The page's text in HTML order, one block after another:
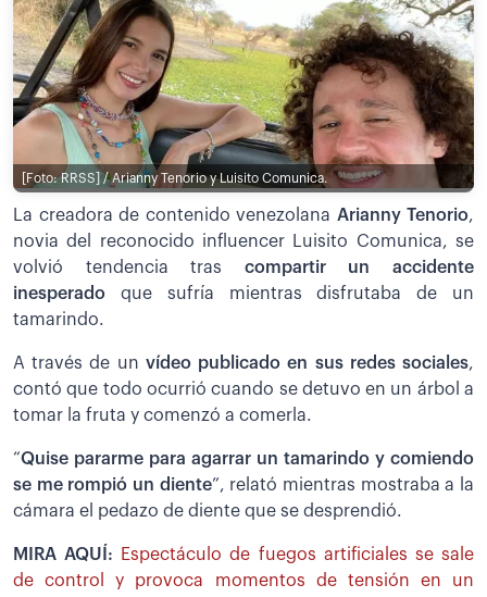
[Foto: RRSS] / Arianny Tenorio y Luisito Comunica.
La creadora de contenido venezolana Arianny Tenorio,
novia del reconocido influencer Luisito Comunica, se
volvió tendencia tras compartir un accidente
inesperado que sufría mientras disfrutaba de un
tamarindo.
A través de un vídeo publicado en sus redes sociales,
contó que todo ocurrió cuando se detuvo en un árbol a
tomar la fruta y comenzó a comerla.
“Quise pararme para agarrar un tamarindo y comiendo
se me rompió un diente”, relató mientras mostraba a la
cámara el pedazo de diente que se desprendió.
MIRA AQUÍ:
Espectáculo de fuegos artificiales se sale
de control y provoca momentos de tensión en un